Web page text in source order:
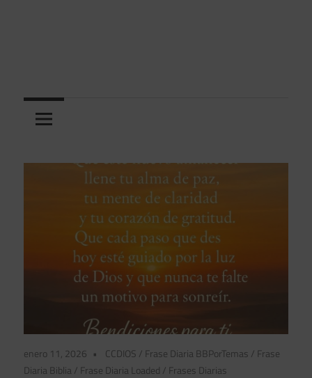
enero 11, 2026 CCDIOS / Frase Diaria BBPorTemas / Frase
Diaria Biblia / Frase Diaria Loaded / Frases Diarias